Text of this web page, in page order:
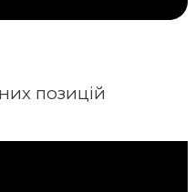
позицій